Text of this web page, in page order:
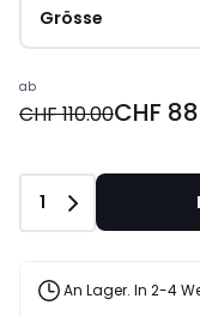
Grösse
Preis
ab
CHF
110.00
angewandter
Rabatt.
ab
CHF 110.00CHF
Anzahl
1
An Lager. In 2-4